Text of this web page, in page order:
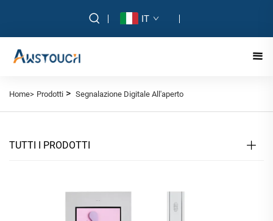
IT
Home> Prodotti > Segnalazione Digitale All'aperto
TUTTI I PRODOTTI